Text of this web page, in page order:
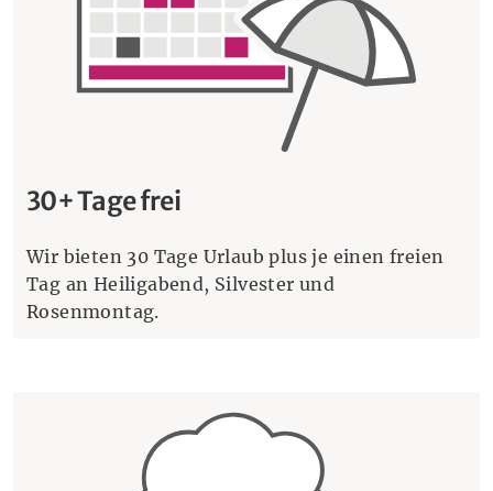
30+ Tage frei
Wir bieten 30 Tage Urlaub plus je einen freien
Tag an Heiligabend, Silvester und
Rosenmontag.